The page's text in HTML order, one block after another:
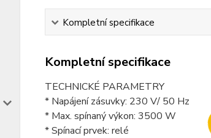
Kompletní specifikace
Kompletní specifikace
TECHNICKÉ PARAMETRY
* Napájení zásuvky: 230 V/ 50 Hz
* Max. spínaný výkon: 3500 W
* Spínací prvek: relé